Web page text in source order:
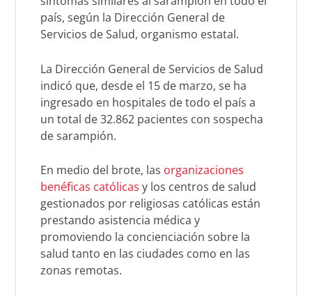
país, según la Dirección General de
Servicios de Salud, organismo estatal.
La Dirección General de Servicios de Salud
indicó que, desde el 15 de marzo, se ha
ingresado en hospitales de todo el país a
un total de 32.862 pacientes con sospecha
de sarampión.
En medio del brote, las organizaciones
benéficas católicas y los centros de salud
gestionados por religiosas católicas están
prestando asistencia médica y
promoviendo la concienciación sobre la
salud tanto en las ciudades como en las
zonas remotas.